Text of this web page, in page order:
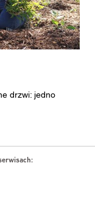
drzwi: jedno